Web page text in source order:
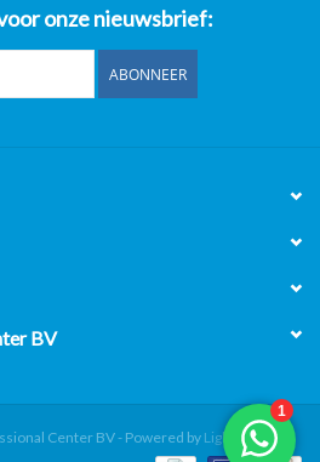
onze nieuwsbrief:
ABONNEER
BV
Center BV - Powered by Lightspeed